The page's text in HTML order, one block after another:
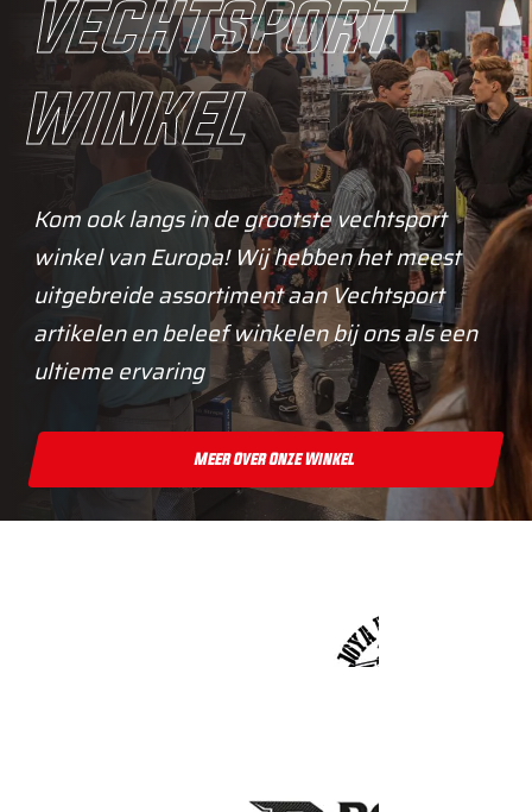
vechtsport
winkel
Kom ook langs in de grootste vechtsport
winkel van Europa! Wij hebben het meest
uitgebreide assortiment aan Vechtsport
artikelen en beleef winkelen bij ons als een
ultieme ervaring
Meer Over Onze Winkel